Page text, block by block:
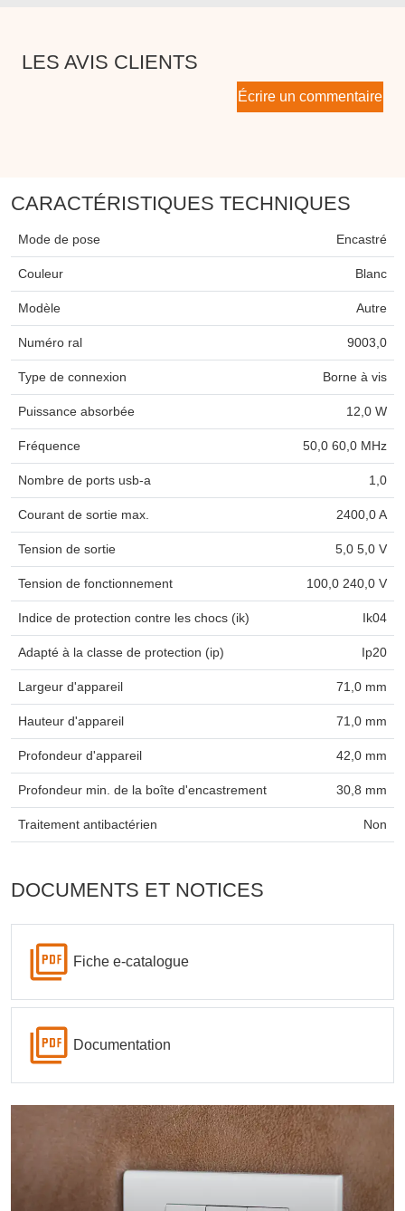
LES AVIS CLIENTS
Écrire un commentaire
CARACTÉRISTIQUES TECHNIQUES
Mode de pose Encastré
Couleur Blanc
Modèle Autre
Numéro ral 9003,0
Type de connexion Borne à vis
Puissance absorbée 12,0 W
Fréquence 50,0 60,0 MHz
Nombre de ports usb-a 1,0
Courant de sortie max. 2400,0 A
Tension de sortie 5,0 5,0 V
Tension de fonctionnement 100,0 240,0 V
Indice de protection contre les chocs (ik) Ik04
Adapté à la classe de protection (ip) Ip20
Largeur d'appareil 71,0 mm
Hauteur d'appareil 71,0 mm
Profondeur d'appareil 42,0 mm
Profondeur min. de la boîte d'encastrement 30,8 mm
Traitement antibactérien Non
DOCUMENTS ET NOTICES
Fiche e-catalogue
Documentation